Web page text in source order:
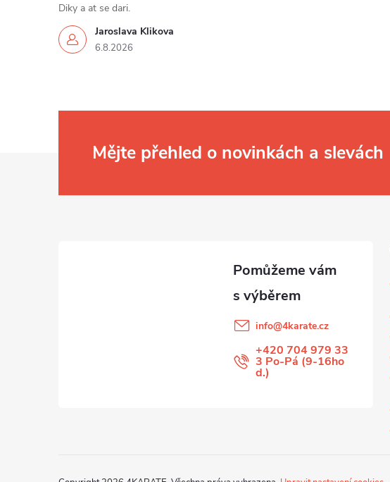
Jaroslava Klikova
6.8.2026
Diky a at se dari.
Mějte přehled o novinkách a slevách
info@4karate.cz
+420 704 979 33
3 Po-Pá (9-16ho
d.)